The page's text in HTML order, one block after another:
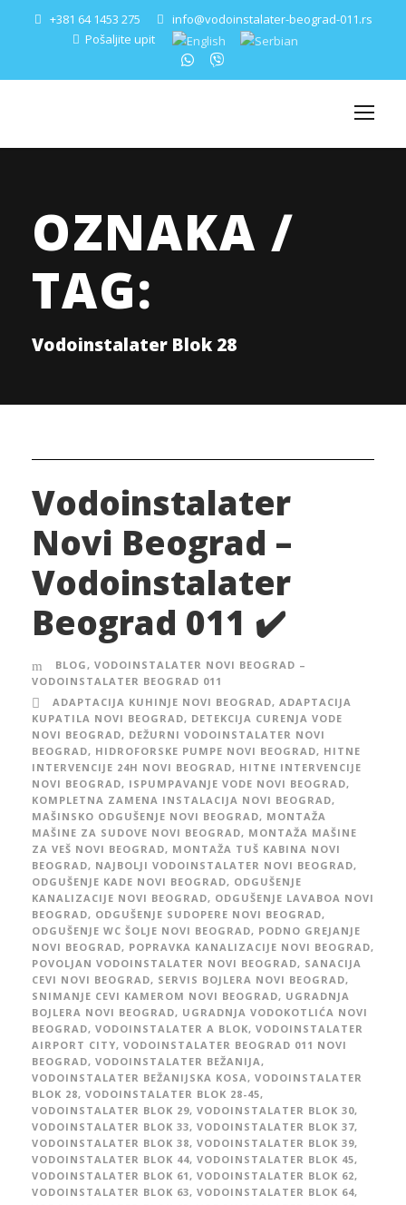
+381 64 1453 275
info@vodoinstalater-beograd-011.rs
Pošaljite upit
OZNAKA /
TAG:
Vodoinstalater Blok 28
Vodoinstalater
Novi Beograd –
Vodoinstalater
Beograd 011 ✔️
BLOG, VODOINSTALATER NOVI BEOGRAD –
VODOINSTALATER BEOGRAD 011
ADAPTACIJA KUHINJE NOVI BEOGRAD, ADAPTACIJA
KUPATILA NOVI BEOGRAD, DETEKCIJA CURENJA VODE
NOVI BEOGRAD, DEŽURNI VODOINSTALATER NOVI
BEOGRAD, HIDROFORSKE PUMPE NOVI BEOGRAD, HITNE
INTERVENCIJE 24H NOVI BEOGRAD, HITNE INTERVENCIJE
NOVI BEOGRAD, ISPUMPAVANJE VODE NOVI BEOGRAD,
KOMPLETNA ZAMENA INSTALACIJA NOVI BEOGRAD,
MAŠINSKO ODGUŠENJE NOVI BEOGRAD, MONTAŽA
MAŠINE ZA SUDOVE NOVI BEOGRAD, MONTAŽA MAŠINE
ZA VEŠ NOVI BEOGRAD, MONTAŽA TUŠ KABINA NOVI
BEOGRAD, NAJBOLJI VODOINSTALATER NOVI BEOGRAD,
ODGUŠENJE KADE NOVI BEOGRAD, ODGUŠENJE
KANALIZACIJE NOVI BEOGRAD, ODGUŠENJE LAVABOA NOVI
BEOGRAD, ODGUŠENJE SUDOPERE NOVI BEOGRAD,
ODGUŠENJE WC ŠOLJE NOVI BEOGRAD, PODNO GREJANJE
NOVI BEOGRAD, POPRAVKA KANALIZACIJE NOVI BEOGRAD,
POVOLJAN VODOINSTALATER NOVI BEOGRAD, SANACIJA
CEVI NOVI BEOGRAD, SERVIS BOJLERA NOVI BEOGRAD,
SNIMANJE CEVI KAMEROM NOVI BEOGRAD, UGRADNJA
BOJLERA NOVI BEOGRAD, UGRADNJA VODOKOTLIĆA NOVI
BEOGRAD, VODOINSTALATER A BLOK, VODOINSTALATER
AIRPORT CITY, VODOINSTALATER BEOGRAD 011 NOVI
BEOGRAD, VODOINSTALATER BEŽANIJA,
VODOINSTALATER BEŽANIJSKA KOSA, VODOINSTALATER
BLOK 28, VODOINSTALATER BLOK 28-45,
VODOINSTALATER BLOK 29, VODOINSTALATER BLOK 30,
VODOINSTALATER BLOK 33, VODOINSTALATER BLOK 37,
VODOINSTALATER BLOK 38, VODOINSTALATER BLOK 39,
VODOINSTALATER BLOK 44, VODOINSTALATER BLOK 45,
VODOINSTALATER BLOK 61, VODOINSTALATER BLOK 62,
VODOINSTALATER BLOK 63, VODOINSTALATER BLOK 64,